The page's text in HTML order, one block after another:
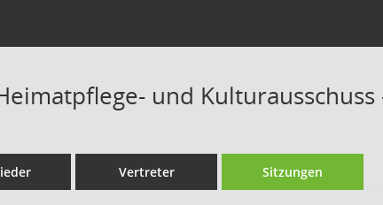
und
Vertreter Sitzungen